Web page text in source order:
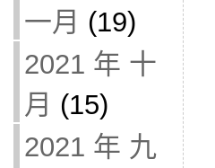
一月 (19)
2021 年 十
月 (15)
2021 年 九